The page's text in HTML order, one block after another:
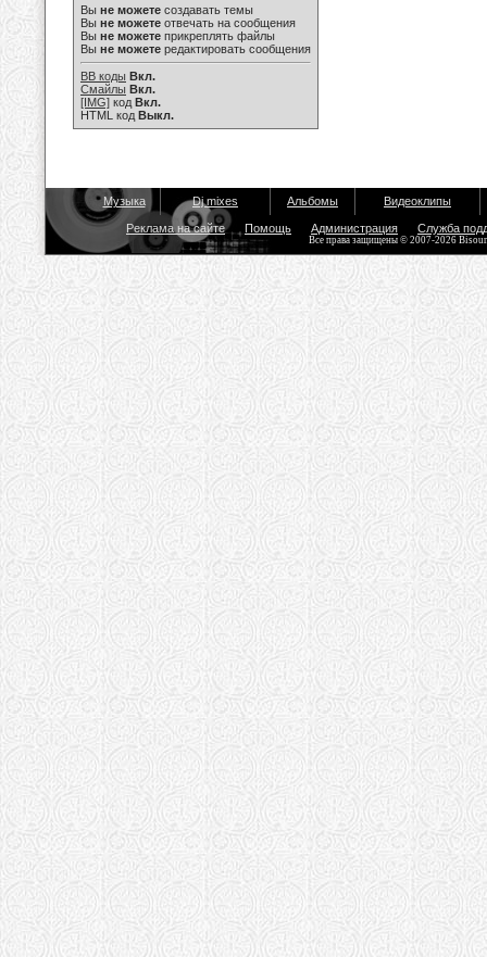
Вы не можете создавать темы
Вы не можете отвечать на сообщения
Вы не можете прикреплять файлы
Вы не можете редактировать сообщения
BB коды Вкл.
Смайлы Вкл.
[IMG] код Вкл.
HTML код Выкл.
Музыка Dj mixes Альбомы Видеоклипы
Реклама на сайте Помощь Администрация Служба
Все права защищены © 2007-2026